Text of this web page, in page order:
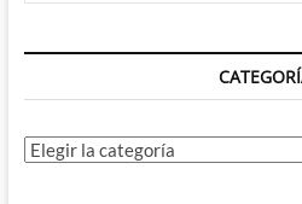
Categorías